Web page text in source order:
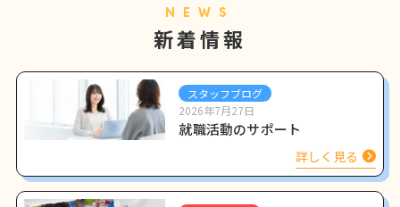
NEWS
新着情報
スタッフブログ
2026年7月27日
就職活動のサポート
詳しく見る